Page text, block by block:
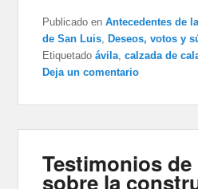
Publicado en Antecedentes de
de San Luis, Deseos, votos y
Etiquetado ávila,calzada de
Deja un comentario
Testimonios
sobre la